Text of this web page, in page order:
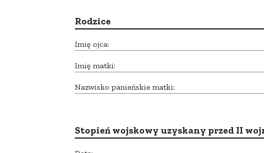
Rodzice
Imię ojca:
Imię matki:
Nazwisko panieńskie matki:
Stopień wojskowy uzyskany przed II